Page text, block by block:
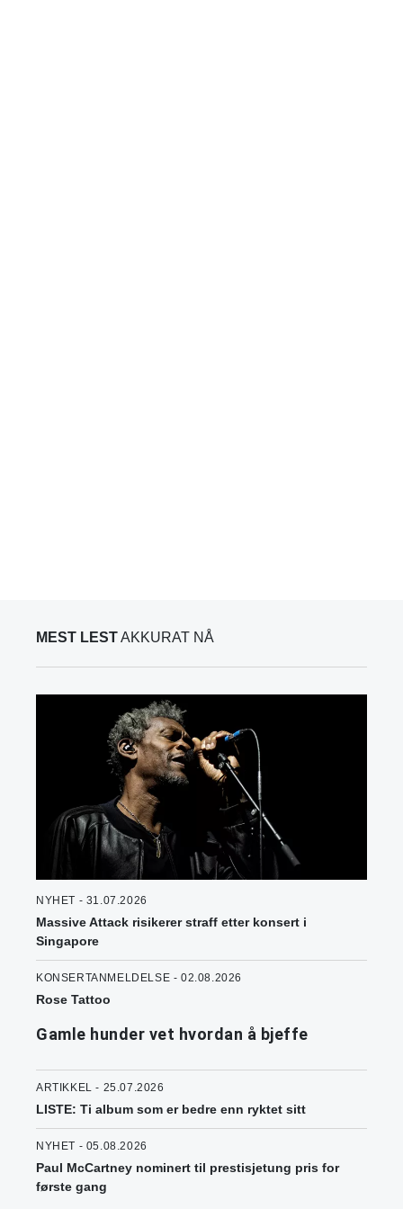
MEST LESTAKKURAT NÅ
NYHET - 31.07.2026
Massive Attack risikerer straff etter konsert i
Singapore
KONSERTANMELDELSE - 02.08.2026
Rose Tattoo
Gamle hunder vet hvordan å bjeffe
ARTIKKEL - 25.07.2026
LISTE: Ti album som er bedre enn ryktet sitt
NYHET - 05.08.2026
Paul McCartney nominert til prestisjetung pris for
første gang